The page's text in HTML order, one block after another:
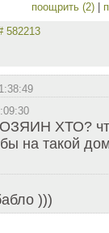
поощрить (2)
582213
ХТО?
на такой
)))